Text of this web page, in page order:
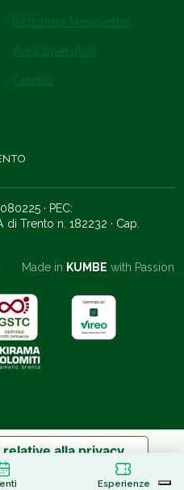
Esperienze
Iscrizione Newsletter
Area operatori
Credits
· PEC:
di Trento n. 182232 · Cap.
Made in KUMBE with Passion
alla privacy